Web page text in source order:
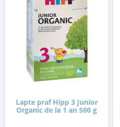
Lapte praf Hipp 3 Junior
Organic de la 1 an 500 g